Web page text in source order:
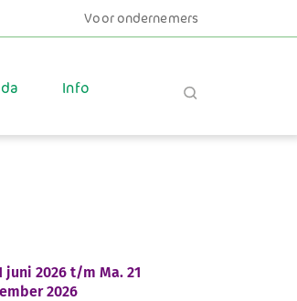
Voor ondernemers
Info
juni 2026 t/mMa. 21
2026